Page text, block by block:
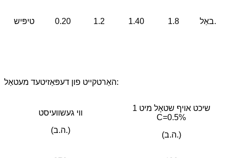
טיפּיש 0.20 1.2 1.40 1.8 באַל.
האַרטקייט פון דעפּאַזיטעד מעטאַל:
ווי געשוועיסט
(ה.ב.)
1 שיכט אויף שטאָל מיט
C=0.5%
(ה.ב.)